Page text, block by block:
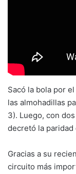
Sacó la bola por
las almohadillas
3). Luego, con
decretó la
Gracias a su
circuito más